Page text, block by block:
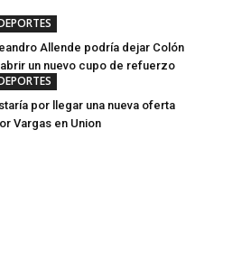
Allende podría dejar Colón
un nuevo cupo de refuerzo
por llegar una nueva oferta
Vargas en Union